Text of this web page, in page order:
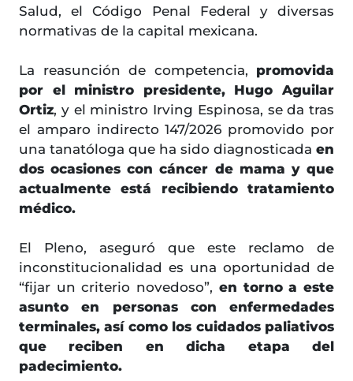
Salud, el Código Penal Federal y diversas
normativas de la capital mexicana.
La reasunción de competencia, promovida
por el ministro presidente, Hugo Aguilar
Ortiz, y el ministro Irving Espinosa, se da tras
el amparo indirecto 147/2026 promovido por
una tanatóloga que ha sido diagnosticada en
dos ocasiones con cáncer de mama y que
actualmente está recibiendo tratamiento
médico.
El Pleno, aseguró que este reclamo de
inconstitucionalidad es una oportunidad de
“fijar un criterio novedoso”, en torno a este
asunto en personas con enfermedades
terminales, así como los cuidados paliativos
que reciben en dicha etapa del
padecimiento.